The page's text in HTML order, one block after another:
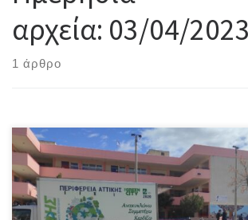
αρχεία: 03/04/2023
1 άρθρο
ην Τρίτη 28/3/2023 ένα Κινητό Πράσινο Σημείο
σχολείο μας που συμμετέχει στο Πρόγραμμα
Ανακύκλωσης Πολιτών της ΠΕΡΙΦΕΡΕΙΑΣ